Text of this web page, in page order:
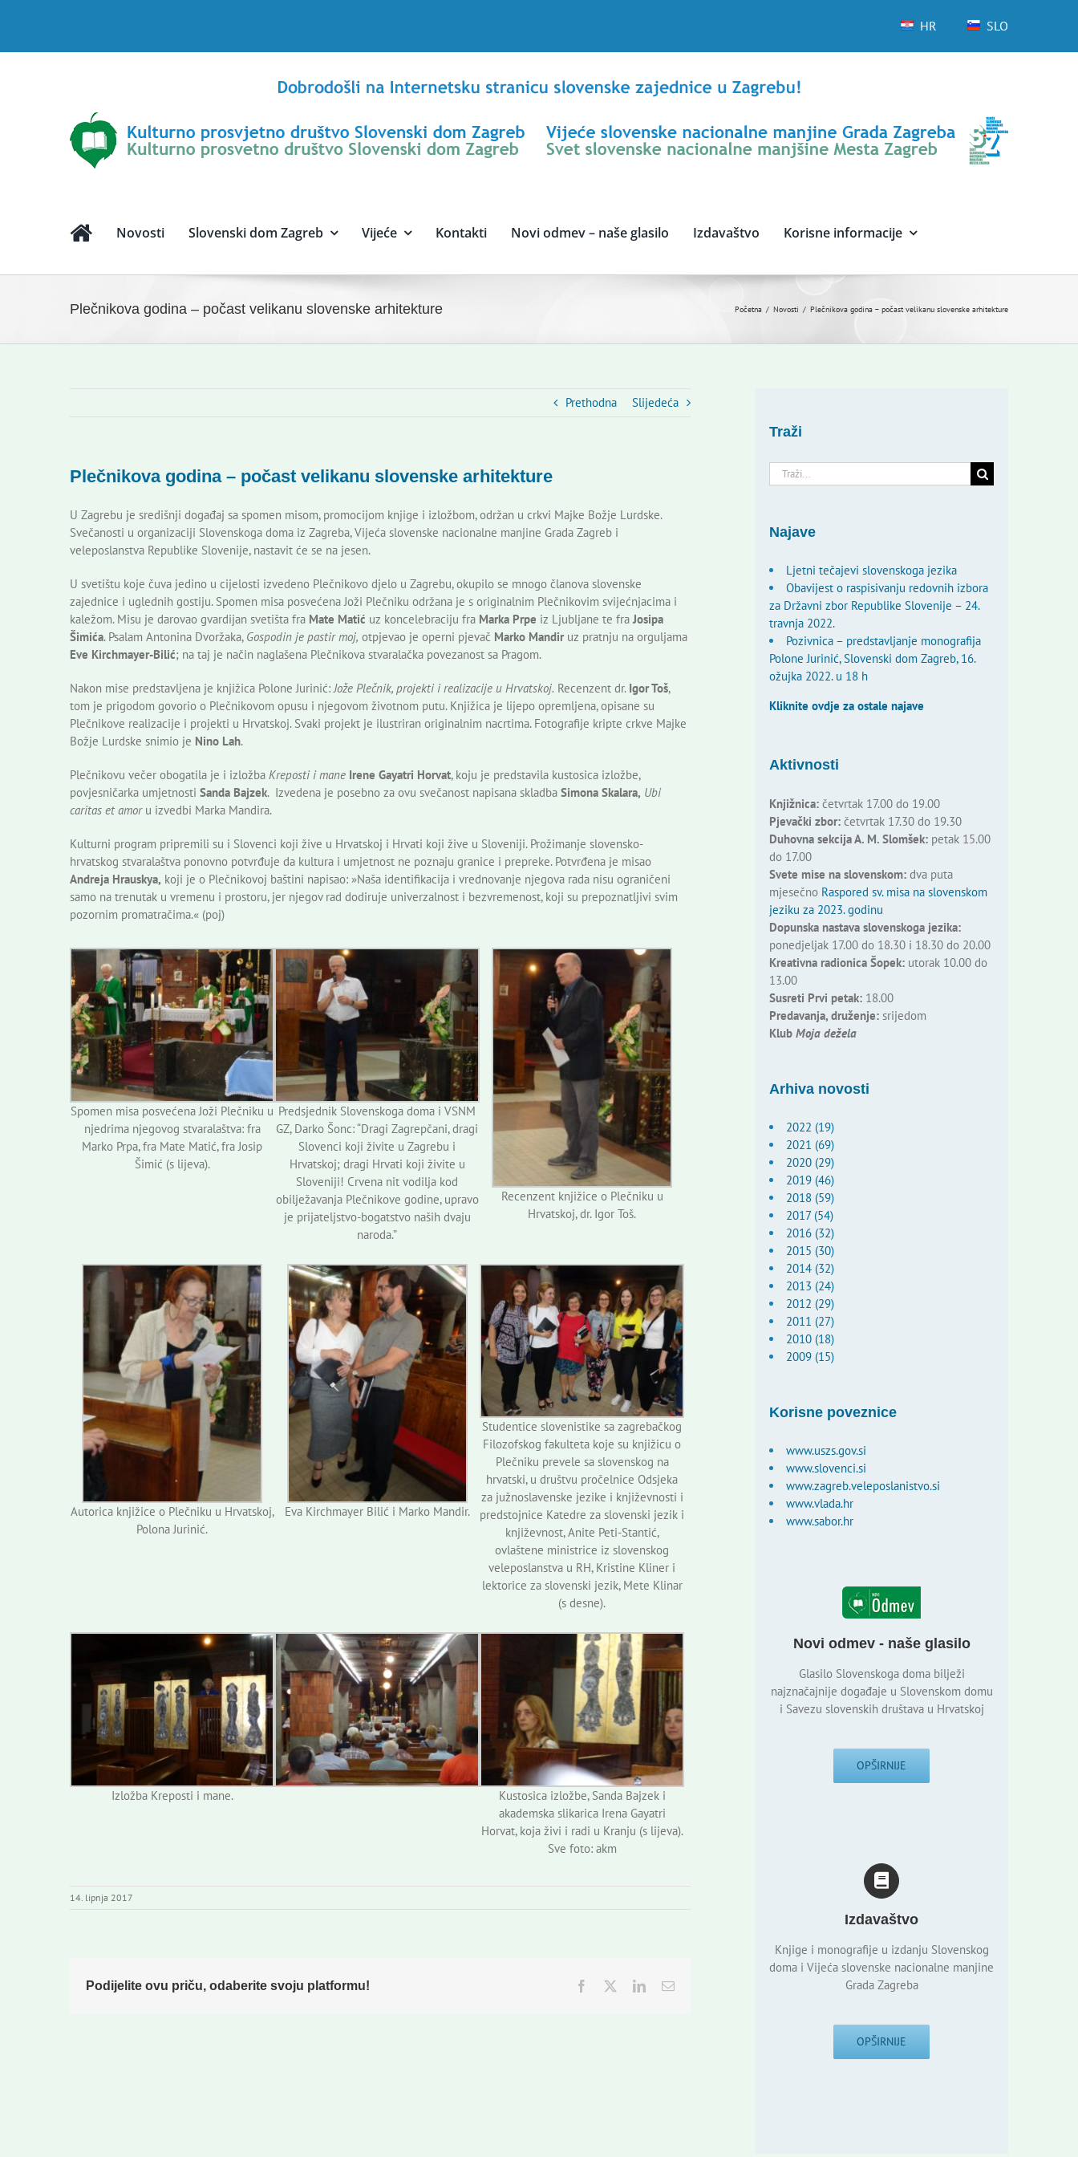
HR SLO
Novosti Slovenski dom Zagreb Vijeće Kontakti Novi odmev – naše glasilo Izdavaštvo Korisne informacije
Plečnikova godina – počast velikanu slovenske arhitekture Početna Novosti Plečnikova godina – počast velikanu slovenske arhitekture
Prethodna Slijedeća
Plečnikova godina – počast velikanu slovenske arhitekture
U Zagrebu je središnji događaj sa spomen misom, promocijom knjige i izložbom, održan u crkvi Majke Božje Lurdske.
Svečanosti u organizaciji Slovenskoga doma iz Zagreba, Vijeća slovenske nacionalne manjine Grada Zagreb i
veleposlanstva Republike Slovenije, nastavit će se na jesen.
U svetištu koje čuva jedino u cijelosti izvedeno Plečnikovo djelo u Zagrebu, okupilo se mnogo članova slovenske
zajednice i uglednih gostiju. Spomen misa posvećena Joži Plečniku održana je s originalnim Plečnikovim svijećnjacima i
kaležom. Misu je darovao gvardijan svetišta fra Mate Matić uz koncelebraciju fra Marka Prpe iz Ljubljane te fraJosipa
Šimića. Psalam Antonina Dvoržaka, Gospodin je pastir moj, otpjevao je operni pjevač Marko Mandir uz pratnju na orguljama
Eve Kirchmayer-Bilić; na taj je način naglašena Plečnikova stvaralačka povezanost sa Pragom.
Nakon mise predstavljena je knjižica Polone Jurinić:Jože Plečnik, projekti i realizacije u Hrvatskoj. Recenzent dr. Igor Toš,
tom je prigodom govorio o Plečnikovom opusu i njegovom životnom putu. Knjižica je lijepo opremljena, opisane su
Plečnikove realizacije i projekti u Hrvatskoj. Svaki projekt je ilustriran originalnim nacrtima. Fotografije kripte crkve Majke
Božje Lurdske snimio je Nino Lah.
Plečnikovu večer obogatila je i izložba Kreposti i mane Irene Gayatri Horvat, koju je predstavila kustosica izložbe,
povjesničarka umjetnosti Sanda Bajzek. Izvedena je posebno za ovu svečanost napisana skladba Simona Skalara, Ubi
caritas et amoru izvedbi Marka Mandira.
Kulturni program pripremili su i Slovenci koji žive u Hrvatskoj i Hrvati koji žive u Sloveniji. Prožimanje slovensko-
hrvatskog stvaralaštva ponovno potvrđuje da kultura i umjetnost ne poznaju granice i prepreke. Potvrđena je misao
Andreja Hrauskya, koji je o Plečnikovoj baštini napisao: »Naša identifikacija i vrednovanje njegova rada nisu ograničeni
samo na trenutak u vremenu i prostoru, jer njegov rad dodiruje univerzalnost i bezvremenost, koji su prepoznatljivi svim
pozornim promatračima.« (poj)
Spomen misa posvećena Joži Plečniku u
njedrima njegovog stvaralaštva: fra
Marko Prpa, fra Mate Matić, fra Josip
Šimić (s lijeva).
Predsjednik Slovenskoga doma i VSNM
GZ, Darko Šonc: “Dragi Zagrepčani, dragi
Slovenci koji živite u Zagrebu i
Hrvatskoj; dragi Hrvati koji živite u
Sloveniji! Crvena nit vodilja kod
obilježavanja Plečnikove godine, upravo
je prijateljstvo-bogatstvo naših dvaju
naroda.”
Recenzent knjižice o Plečniku u
Hrvatskoj, dr. Igor Toš.
Autorica knjižice o Plečniku u Hrvatskoj,
Polona Jurinić.
Eva Kirchmayer Bilić i Marko Mandir.
Studentice slovenistike sa zagrebačkog
Filozofskog fakulteta koje su knjižicu o
Plečniku prevele sa slovenskog na
hrvatski, u društvu pročelnice Odsjeka
za južnoslavenske jezike i književnosti i
predstojnice Katedre za slovenski jezik i
književnost, Anite Peti-Stantić,
ovlaštene ministrice iz slovenskog
veleposlanstva u RH, Kristine Kliner i
lektorice za slovenski jezik, Mete Klinar
(s desne).
Izložba Kreposti i mane.
Kustosica izložbe, Sanda Bajzek i
akademska slikarica Irena Gayatri
Horvat, koja živi i radi u Kranju (s lijeva).
Sve foto: akm
14. lipnja 2017
Podijelite ovu priču, odaberite svoju platformu! Facebook
TwitterLinkedInEmail:
Traži
Traži...
Najave
Ljetni tečajevi slovenskoga jezika
Obavijest o raspisivanju redovnih izbora
za Državni zbor Republike Slovenije – 24.
travnja 2022.
Pozivnica – predstavljanje monografija
Polone Jurinić, Slovenski dom Zagreb, 16.
ožujka 2022. u 18 h
Kliknite ovdje za ostale najave
Aktivnosti
Knjižnica:četvrtak 17.00 do 19.00
Pjevački zbor:četvrtak 17.30 do 19.30
Duhovna sekcija A. M. Slomšek:petak 15.00
do 17.00
Svete mise na slovenskom:dva puta
mjesečno Raspored sv. misa na slovenskom
jeziku za 2023. godinu
Dopunska nastava slovenskoga jezika:
ponedjeljak 17.00 do 18.30 i 18.30 do 20.00
Kreativna radionica Šopek:utorak 10.00 do
13.00
Susreti Prvi petak:18.00
Predavanja, druženje:srijedom
Klub Moja dežela
Arhiva novosti
2022 (19)
2021 (69)
2020 (29)
2019 (46)
2018 (59)
2017 (54)
2016 (32)
2015 (30)
2014 (32)
2013 (24)
2012 (29)
2011 (27)
2010 (18)
2009 (15)
Korisne poveznice
www.uszs.gov.si
www.slovenci.si
www.zagreb.veleposlanistvo.si
www.vlada.hr
www.sabor.hr
Novi odmev - naše glasilo
Glasilo Slovenskoga doma bilježi
najznačajnije događaje u Slovenskom domu
i Savezu slovenskih društava u Hrvatskoj
OPŠIRNIJE
Izdavaštvo
Knjige i monografije u izdanju Slovenskog
doma i Vijeća slovenske nacionalne manjine
Grada Zagreba
OPŠIRNIJE